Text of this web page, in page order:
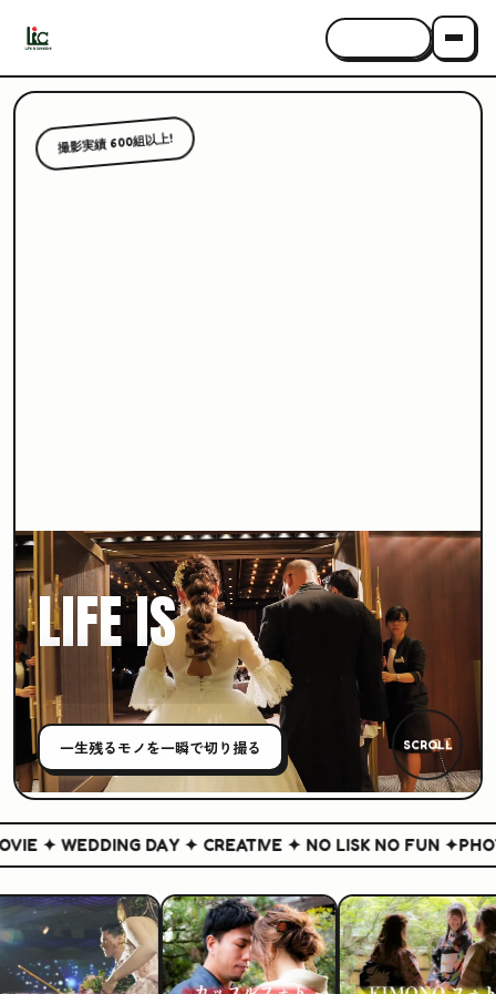
撮影実績 600組以上!
LIFE IS
CREATIVE
一生残るモノを一瞬で切り撮る SCROLL
✦ WEDDING DAY ✦ CREATIVE ✦ NO LISK NO FUN ✦